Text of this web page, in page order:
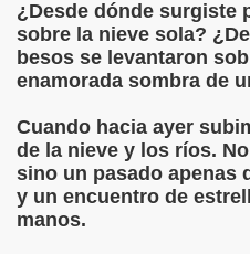
¿Desde dónde surgiste
sobre la nieve sola?
besos se levantaron
enamorada sombra de
Cuando hacia ayer
de la nieve y los ríos.
sino un pasado apenas
y un encuentro de
manos.
MUJER"